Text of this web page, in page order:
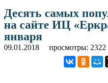
Десять самых
на сайте ИЦ
января
09.01.2018 просмотры: 2322